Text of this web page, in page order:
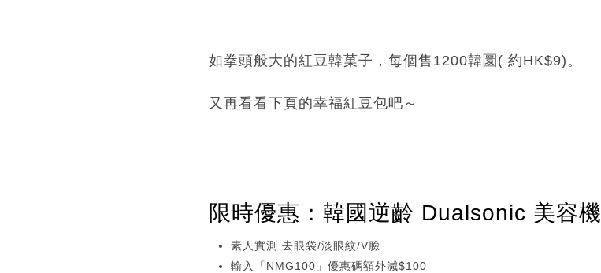
如拳頭般大的紅豆韓菓子，每個售1200韓圜( 約HK$9)。
又再看看下頁的幸福紅豆包吧～
限時優惠：韓國逆齡 Dualsonic 美容機
素人實測 去眼袋/淡眼紋/V臉
輸入「NMG100」優惠碼額外減$100